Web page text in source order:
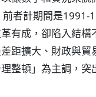
者計期間是1991-
有成，卻陷入結構
距擴大、財政與貿
整頓」為主調，突